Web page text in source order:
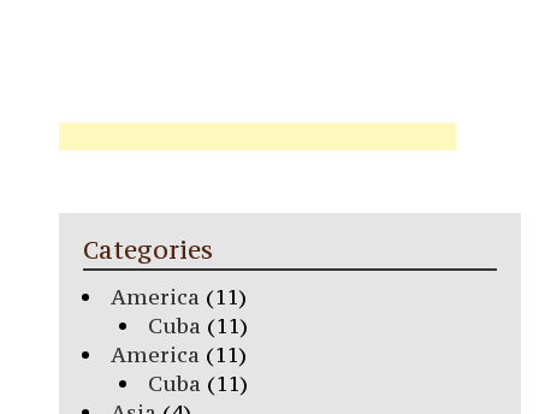
Categories
America (11)
Cuba (11)
America (11)
Cuba (11)